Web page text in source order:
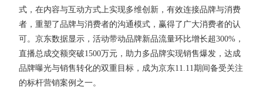
式，在内容与互动方式上实现多维创新，有效连接品牌与消费
者，重塑了品牌与消费者的沟通模式，赢得了广大消费者的认
可。京东数据显示，活动带动品牌新品流量环比增长超300%，
直播总成交额突破1500万元，助力多品牌实现销售爆发，达成
品牌曝光与销售转化的双重目标，成为京东11.11期间备受关注
的标杆营销案例之一。